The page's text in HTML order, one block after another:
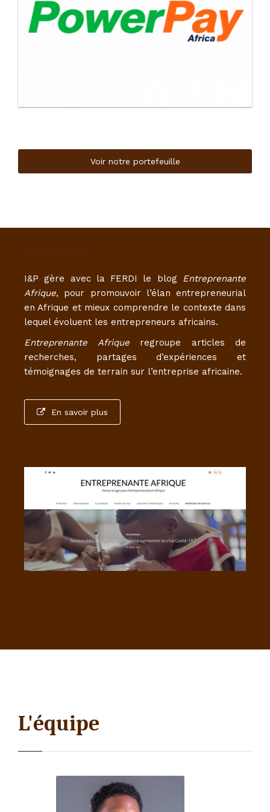
Voir notre portefeuille
I&P gère avec la FERDI le blog Entreprenante
Afrique, pour promouvoir l’élan entrepreneurial
en Afrique et mieux comprendre le contexte dans
lequel évoluent les entrepreneurs africains.
Entreprenante Afriqueregroupe articles de
recherches, partages d’expériences et
témoignages de terrain sur l’entreprise africaine.
En savoir plus
L'équipe
Rasmey Chhun
Responsable d'Investissement